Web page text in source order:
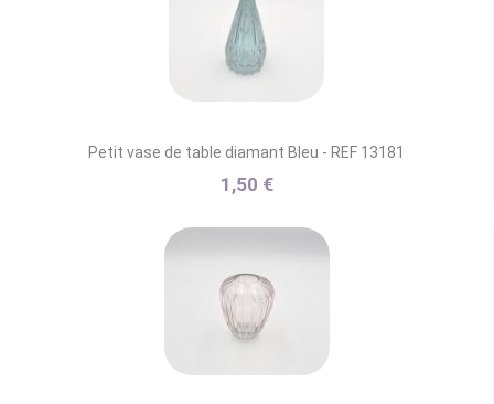
Petit vase de table diamant Bleu - REF 13181
1,50 €